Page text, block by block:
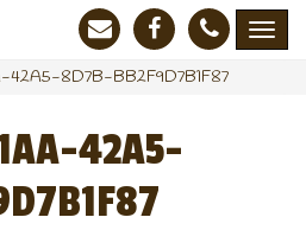
42A5-8D7B-BB2F9D7B1F87
42A5-